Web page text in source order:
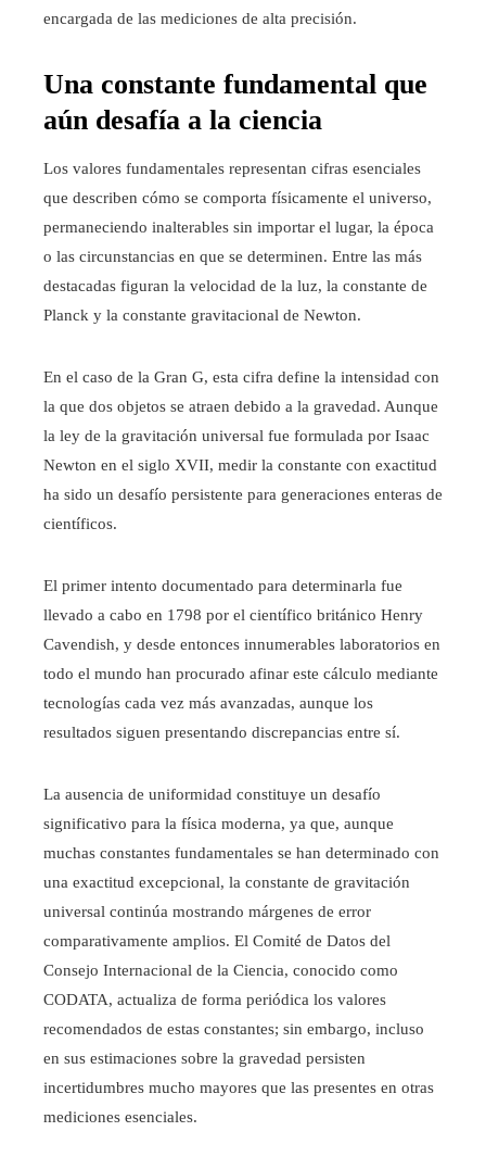
encargada de las mediciones de alta precisión.
Una constante fundamental que
aún desafía a la ciencia
Los valores fundamentales representan cifras esenciales
que describen cómo se comporta físicamente el universo,
permaneciendo inalterables sin importar el lugar, la época
o las circunstancias en que se determinen. Entre las más
destacadas figuran la velocidad de la luz, la constante de
Planck y la constante gravitacional de Newton.
En el caso de la Gran G, esta cifra define la intensidad con
la que dos objetos se atraen debido a la gravedad. Aunque
la ley de la gravitación universal fue formulada por Isaac
Newton en el siglo XVII, medir la constante con exactitud
ha sido un desafío persistente para generaciones enteras de
científicos.
El primer intento documentado para determinarla fue
llevado a cabo en 1798 por el científico británico Henry
Cavendish, y desde entonces innumerables laboratorios en
todo el mundo han procurado afinar este cálculo mediante
tecnologías cada vez más avanzadas, aunque los
resultados siguen presentando discrepancias entre sí.
La ausencia de uniformidad constituye un desafío
significativo para la física moderna, ya que, aunque
muchas constantes fundamentales se han determinado con
una exactitud excepcional, la constante de gravitación
universal continúa mostrando márgenes de error
comparativamente amplios. El Comité de Datos del
Consejo Internacional de la Ciencia, conocido como
CODATA, actualiza de forma periódica los valores
recomendados de estas constantes; sin embargo, incluso
en sus estimaciones sobre la gravedad persisten
incertidumbres mucho mayores que las presentes en otras
mediciones esenciales.